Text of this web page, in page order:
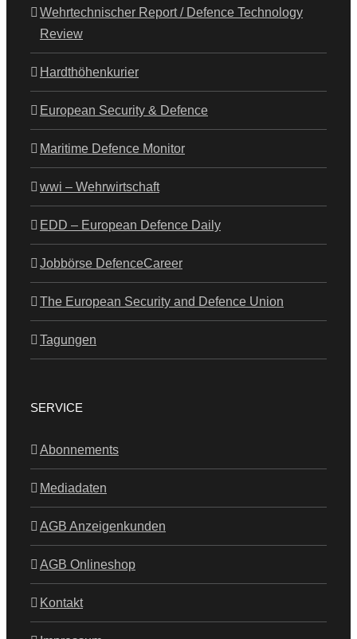
Wehrtechnischer Report / Defence Technology
Review
Hardthöhenkurier
European Security & Defence
Maritime Defence Monitor
wwi – Wehrwirtschaft
EDD – European Defence Daily
Jobbörse DefenceCareer
The European Security and Defence Union
Tagungen
SERVICE
Abonnements
Mediadaten
AGB Anzeigenkunden
AGB Onlineshop
Kontakt